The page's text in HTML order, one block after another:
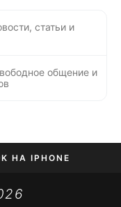
статьи и
общение и
НА IPHONE